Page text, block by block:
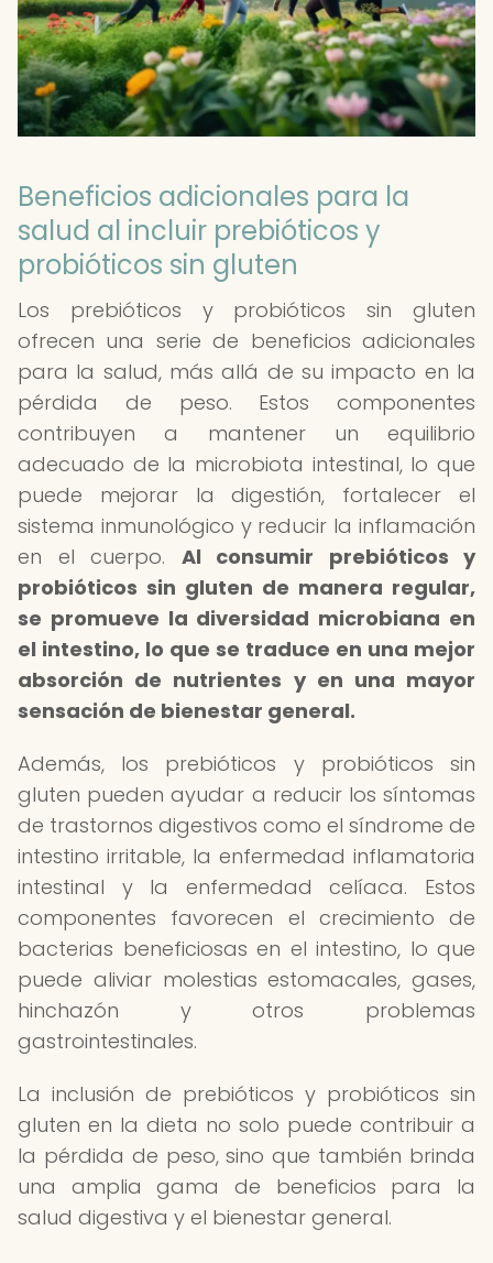
Beneficios adicionales para la
salud al incluir prebióticos y
probióticos sin gluten
Los prebióticos y probióticos sin gluten
ofrecen una serie de beneficios adicionales
para la salud, más allá de su impacto en la
pérdida de peso. Estos componentes
contribuyen a mantener un equilibrio
adecuado de la microbiota intestinal, lo que
puede mejorar la digestión, fortalecer el
sistema inmunológico y reducir la inflamación
en el cuerpo. Al consumir prebióticos y
probióticos sin gluten de manera regular,
se promueve la diversidad microbiana en
el intestino, lo que se traduce en una mejor
absorción de nutrientes y en una mayor
sensación de bienestar general.
Además, los prebióticos y probióticos sin
gluten pueden ayudar a reducir los síntomas
de trastornos digestivos como el síndrome de
intestino irritable, la enfermedad inflamatoria
intestinal y la enfermedad celíaca. Estos
componentes favorecen el crecimiento de
bacterias beneficiosas en el intestino, lo que
puede aliviar molestias estomacales, gases,
hinchazón y otros problemas
gastrointestinales.
La inclusión de prebióticos y probióticos sin
gluten en la dieta no solo puede contribuir a
la pérdida de peso, sino que también brinda
una amplia gama de beneficios para la
salud digestiva y el bienestar general.